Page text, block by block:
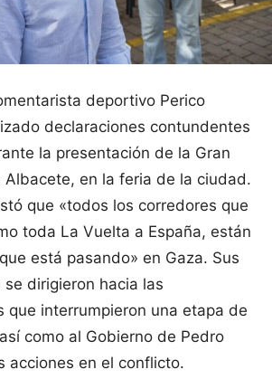
deportivo Perico
declaraciones contundentes
la presentación de la Gran
Albacete, en la feria de la ciudad.
que «todos los corredores que
toda La Vuelta a España, están
está pasando» en Gaza. Sus
dirigieron hacia las
que interrumpieron una etapa de
como al Gobierno de Pedro
acciones en el conflicto.